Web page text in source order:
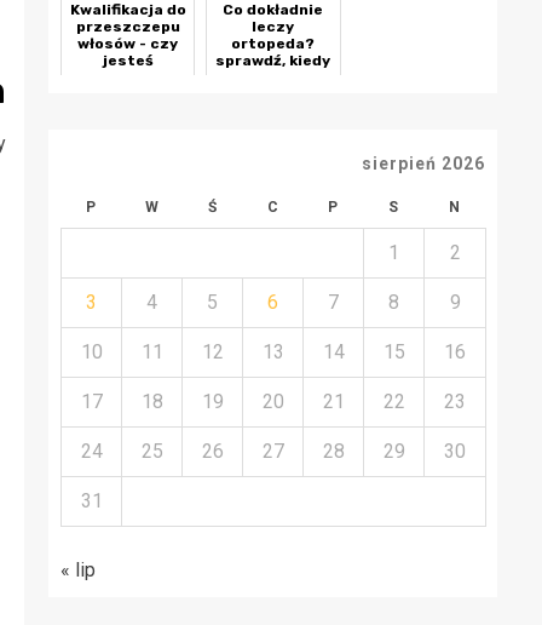
Kwalifikacja do
przeszczepu
włosów - czy
jesteś
Co dokładnie
leczy
ortopeda?
sprawdź, kiedy
sierpień 2026
P W Ś C P S N
1 2
3 4 5 6 7 8 9
10 11 12 13 14 15 16
17 18 19 20 21 22 23
24 25 26 27 28 29 30
31
« lip